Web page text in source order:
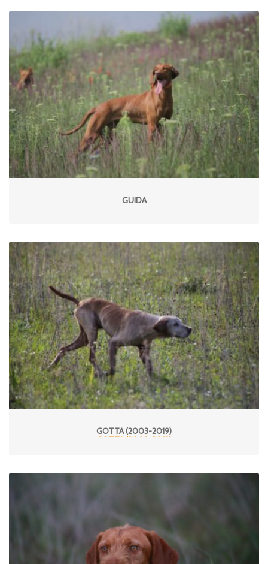
GUIDA
GOTTA (2003-2019)